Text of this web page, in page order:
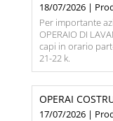
18/07/2026 |
Per importante
OPERAIO DI
capi in orario
21-22 k.
OPERAI
17/07/2026 |